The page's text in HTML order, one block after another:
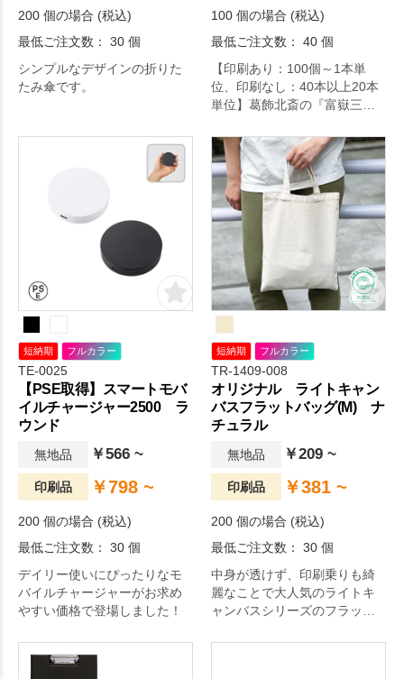
200 個の場合 (税込)
最低ご注文数： 30 個
シンプルなデザインの折りた
たみ傘です。
100 個の場合 (税込)
最低ご注文数： 40 個
【印刷あり：100個～1本単
位、印刷なし：40本以上20本
単位】葛飾北斎の『富嶽三十
富士」として知られる絵を扇
面にしました。日本人にも外
国人にも人気の高い、おすす
めの絵柄です。
短納期 フルカラー
TE-0025
【PSE取得】スマートモバ
イルチャージャー2500 ラ
ウンド
無地品 ￥566 ~
印刷品 ￥798 ~
200 個の場合 (税込)
最低ご注文数： 30 個
デイリー使いにぴったりなモ
バイルチャージャーがお求め
やすい価格で登場しました！
短納期 フルカラー
TR-1409-008
オリジナル ライトキャン
バスフラットバッグ(M) ナ
チュラル
無地品 ￥209 ~
印刷品 ￥381 ~
200 個の場合 (税込)
最低ご注文数： 30 個
中身が透けず、印刷乗りも綺
麗なことで大人気のライトキ
ャンバスシリーズのフラット